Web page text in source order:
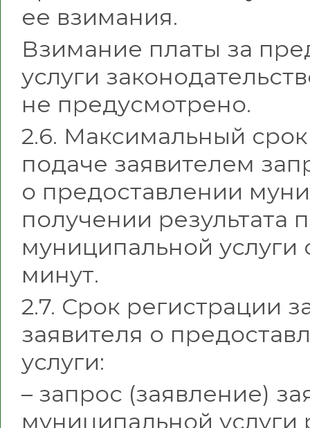
ее взимания.
Взимание платы за
услуги
не предусмотрено.
2.6. Максимальный
подаче заявителем
о предоставлении
получении результата
муниципальной услуги
минут.
2.7. Срок регистрации
заявителя о
услуги:
– запрос (заявление)
муниципальной услуги